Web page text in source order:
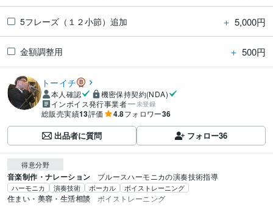
5フレーズ（１２小節）追加 ＋ 5,000円
金額調整用 ＋ 500円
トーイチ
本人確認
機密保持契約(NDA)
インボイス発行事業者
未登録
総販売実績13評価 4.8フォロワー36
出品者に質問 フォロー36
得意分野
音楽制作・ナレーション ブルースハーモニカの演奏技術指導
ハーモニカ 演奏技術 ボーカル ボイストレーニング
住まい・美容・生活相談 ボイストレーニング